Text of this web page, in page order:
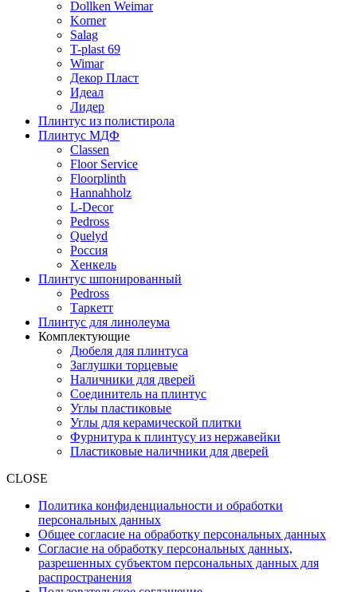
Dollken Weimar
Korner
Salag
T-plast 69
Wimar
Декор Пласт
Идеал
Лидер
Плинтус из полистирола
Плинтус МДФ
Classen
Floor Service
Floorplinth
Hannahholz
L-Decor
Pedross
Quelyd
Россия
Хенкель
Плинтус шпонированный
Pedross
Таркетт
Плинтус для линолеума
Комплектующие
Дюбеля для плинтуса
Заглушки торцевые
Наличники для дверей
Соединитель на плинтус
Углы пластиковые
Углы для керамической плитки
Фурнитура к плинтусу из нержавейки
Пластиковые наличники для дверей
CLOSE
Политика конфиденциальности и обработки
персональных данных
Общее согласие на обработку персональных данных
Согласие на обработку персональных данных,
разрешенных субъектом персональных данных для
распространения